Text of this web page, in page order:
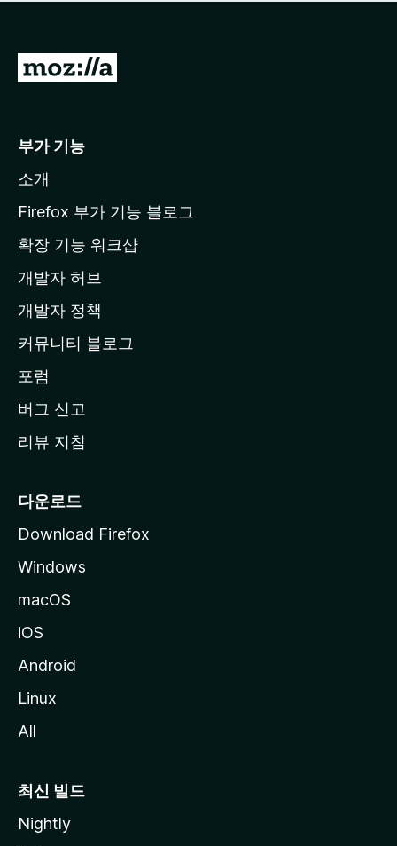
점
습
니
M
l
a
페
이
지
이
동
부가 기능
소개
Firefox 부가 기능 블로그
확장 기능 워크샵
개발자 허브
개발자 정책
커뮤니티 블로그
포럼
버그 신고
리뷰 지침
다운로드
Download Firefox
Windows
macOS
iOS
Android
Linux
All
최신 빌드
Nightly